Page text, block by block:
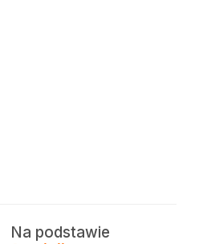
Na podstawie